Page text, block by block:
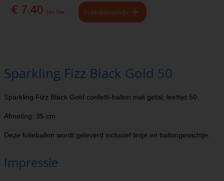
€ 7.40 Excl. btw In winkelmandje
Sparkling Fizz Black Gold 50
Sparkling Fizz Black Gold confetti-ballon met getal, leeftijd 50.
Afmeting: 35 cm
Deze folieballon wordt geleverd inclusief lintje en ballongewichtje.
Impressie